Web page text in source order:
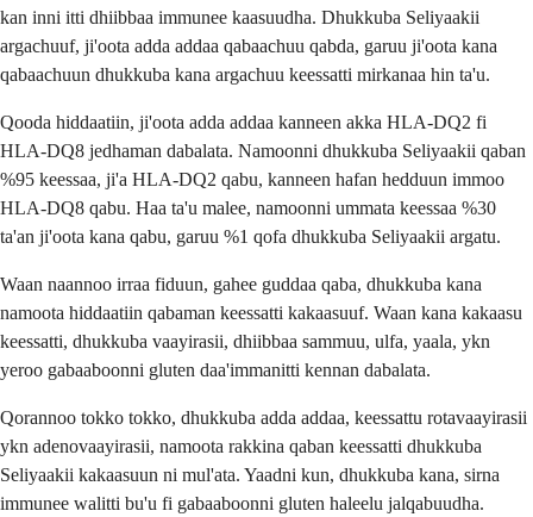
kan inni itti dhiibbaa immunee kaasuudha. Dhukkuba Seliyaakii
argachuuf, ji'oota adda addaa qabaachuu qabda, garuu ji'oota kana
qabaachuun dhukkuba kana argachuu keessatti mirkanaa hin ta'u.
Qooda hiddaatiin, ji'oota adda addaa kanneen akka HLA-DQ2 fi
HLA-DQ8 jedhaman dabalata. Namoonni dhukkuba Seliyaakii qaban
%95 keessaa, ji'a HLA-DQ2 qabu, kanneen hafan hedduun immoo
HLA-DQ8 qabu. Haa ta'u malee, namoonni ummata keessaa %30
ta'an ji'oota kana qabu, garuu %1 qofa dhukkuba Seliyaakii argatu.
Waan naannoo irraa fiduun, gahee guddaa qaba, dhukkuba kana
namoota hiddaatiin qabaman keessatti kakaasuuf. Waan kana kakaasu
keessatti, dhukkuba vaayirasii, dhiibbaa sammuu, ulfa, yaala, ykn
yeroo gabaaboonni gluten daa'immanitti kennan dabalata.
Qorannoo tokko tokko, dhukkuba adda addaa, keessattu rotavaayirasii
ykn adenovaayirasii, namoota rakkina qaban keessatti dhukkuba
Seliyaakii kakaasuun ni mul'ata. Yaadni kun, dhukkuba kana, sirna
immunee walitti bu'u fi gabaaboonni gluten haleelu jalqabuudha.